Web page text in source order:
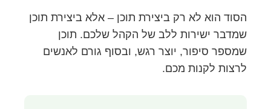
הסוד הוא לא רק ביצירת תוכן – אלא ביצירת תוכן
שמדבר ישירות ללב של הקהל שלכם. תוכן
שמספר סיפור, יוצר רגש, ובסוף גורם לאנשים
לרצות לקנות מכם.